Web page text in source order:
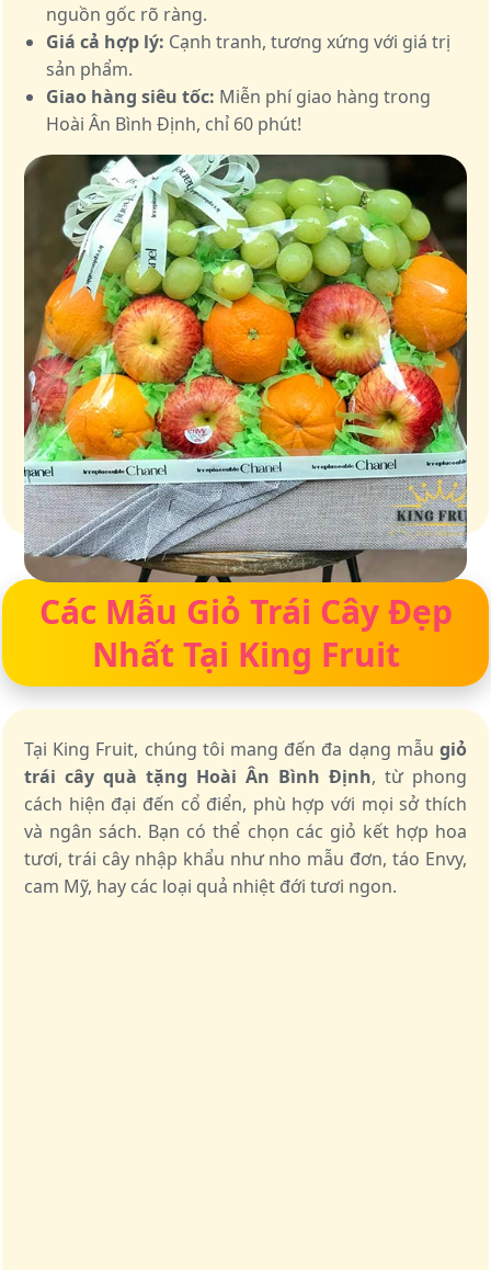
nguồn gốc rõ ràng.
Giá cả hợp lý: Cạnh tranh, tương xứng với giá trị
sản phẩm.
Giao hàng siêu tốc: Miễn phí giao hàng trong
Hoài Ân Bình Định, chỉ 60 phút!
Giỏ quà – Tinh hoa từ trái cây tươi ngon
Các Mẫu Giỏ Trái Cây Đẹp
Nhất Tại King Fruit
Tại King Fruit, chúng tôi mang đến đa dạng mẫu giỏ
trái cây quà tặng Hoài Ân Bình Định, từ phong
cách hiện đại đến cổ điển, phù hợp với mọi sở thích
và ngân sách. Bạn có thể chọn các giỏ kết hợp hoa
tươi, trái cây nhập khẩu như nho mẫu đơn, táo Envy,
cam Mỹ, hay các loại quả nhiệt đới tươi ngon.